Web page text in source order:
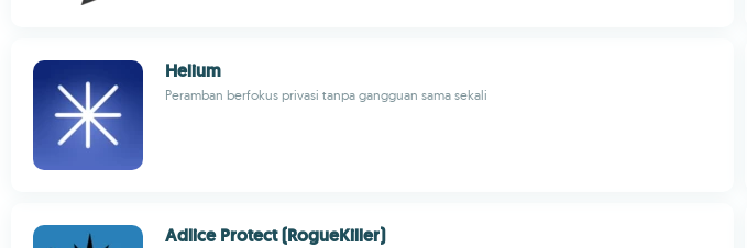
Helium
Peramban berfokus privasi tanpa gangguan sama sekali
Adlice Protect (RogueKiller)